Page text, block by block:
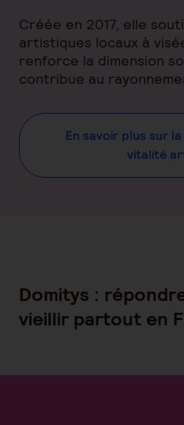
Créée en 2017, elle
artistiques locaux à
renforce la dimension
contribue au
En savoir plus sur
vitalité
Domitys :
vieillir partout en